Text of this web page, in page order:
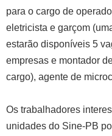
para o cargo de
eletricista e garçom
estarão disponíveis 5
empresas e montador
cargo), agente de
Os trabalhadores
unidades do Sine-PB